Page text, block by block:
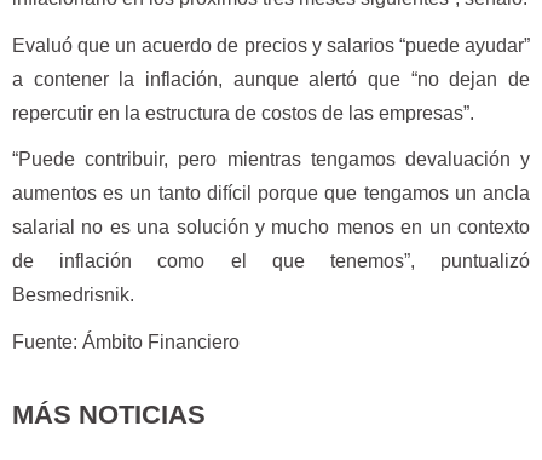
Evaluó que un acuerdo de precios y salarios “puede ayudar”
a contener la inflación, aunque alertó que “no dejan de
repercutir en la estructura de costos de las empresas”.
“Puede contribuir, pero mientras tengamos devaluación y
aumentos es un tanto difícil porque que tengamos un ancla
salarial no es una solución y mucho menos en un contexto
de inflación como el que tenemos”, puntualizó
Besmedrisnik.
Fuente: Ámbito Financiero
MÁS NOTICIAS